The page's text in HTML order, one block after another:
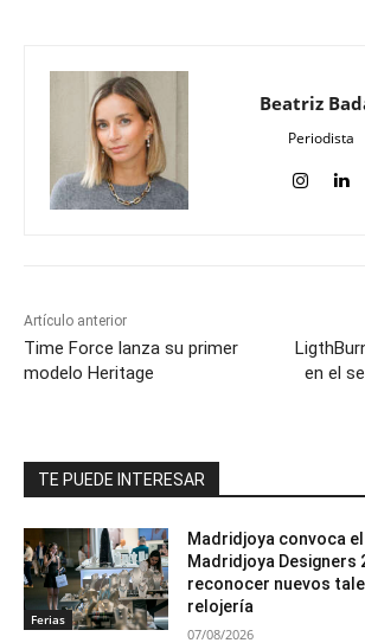
Beatriz
Periodista
Artículo anterior
Time Force lanza su primer
modelo Heritage
en el
TE PUEDE INTERESAR
Ferias
Madridjoya convoca
Madridjoya Designers
reconocer nuevos
relojería
07/08/2026